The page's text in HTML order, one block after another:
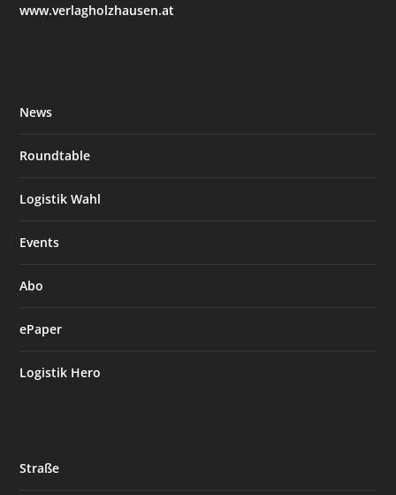
www.verlagholzhausen.at
News
Roundtable
Logistik Wahl
Events
Abo
ePaper
Logistik Hero
Straße